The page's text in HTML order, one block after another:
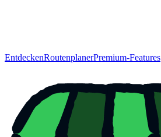
EntdeckenRoutenplanerPremium-Features